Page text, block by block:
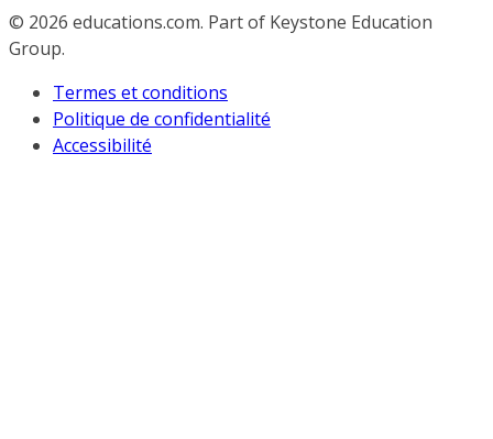
© 2026 educations.com. Part of Keystone Education
Group.
Termes et conditions
Politique de confidentialité
Accessibilité